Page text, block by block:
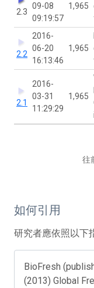
2.3
09-08
09:19:57
1,965
2.2
2016-
06-20
16:13:46
1,965
2.1
2016-
03-31
11:29:29
1,965
往
如何引用
研究者應依照以下
BioFresh
(2013) Global